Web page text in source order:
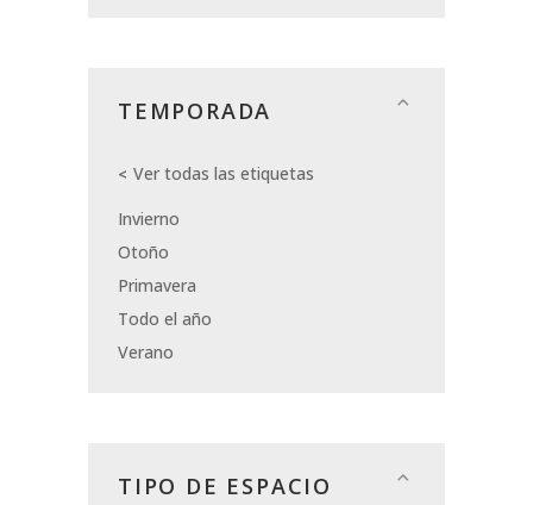
TEMPORADA
Ver todas las etiquetas
Invierno
Otoño
Primavera
Todo el año
Verano
TIPO DE ESPACIO